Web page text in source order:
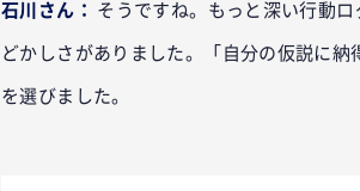
石川さん： そうですね。もっと深い行動
どかしさがありました。「自分の仮説に
を選びました。